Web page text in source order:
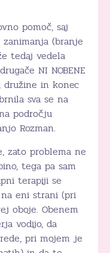
pomoč, saj
(branje
tedaj vedela
NI NOBENE
družine in konec
sva se na
področju
Rozman.
zato problema ne
tega pa sam
terapiji se
eni strani (pri
oboje. Obenem
vodijo, da
pri mojem je